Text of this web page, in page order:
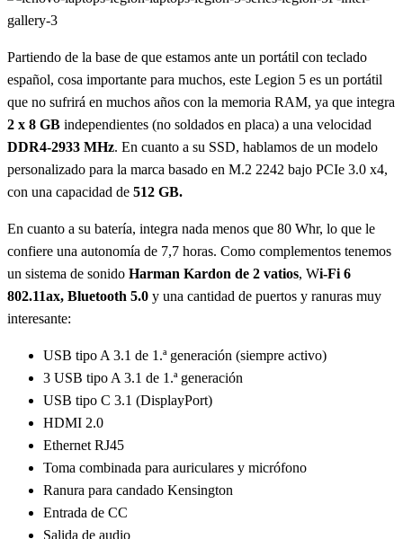
Partiendo de la base de que estamos ante un portátil con teclado
español, cosa importante para muchos, este Legion 5 es un portátil
que no sufrirá en muchos años con la memoria RAM, ya que integra
2 x 8 GB independientes (no soldados en placa) a una velocidad
DDR4-2933 MHz. En cuanto a su SSD, hablamos de un modelo
personalizado para la marca basado en M.2 2242 bajo PCIe 3.0 x4,
con una capacidad de 512 GB.
En cuanto a su batería, integra nada menos que 80 Whr, lo que le
confiere una autonomía de 7,7 horas. Como complementos tenemos
un sistema de sonido Harman Kardon de 2 vatios, Wi-Fi 6
802.11ax, Bluetooth 5.0 y una cantidad de puertos y ranuras muy
interesante:
USB tipo A 3.1 de 1.ª generación (siempre activo)
3 USB tipo A 3.1 de 1.ª generación
USB tipo C 3.1 (DisplayPort)
HDMI 2.0
Ethernet RJ45
Toma combinada para auriculares y micrófono
Ranura para candado Kensington
Entrada de CC
Salida de audio